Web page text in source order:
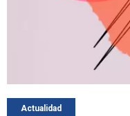
Actualidad